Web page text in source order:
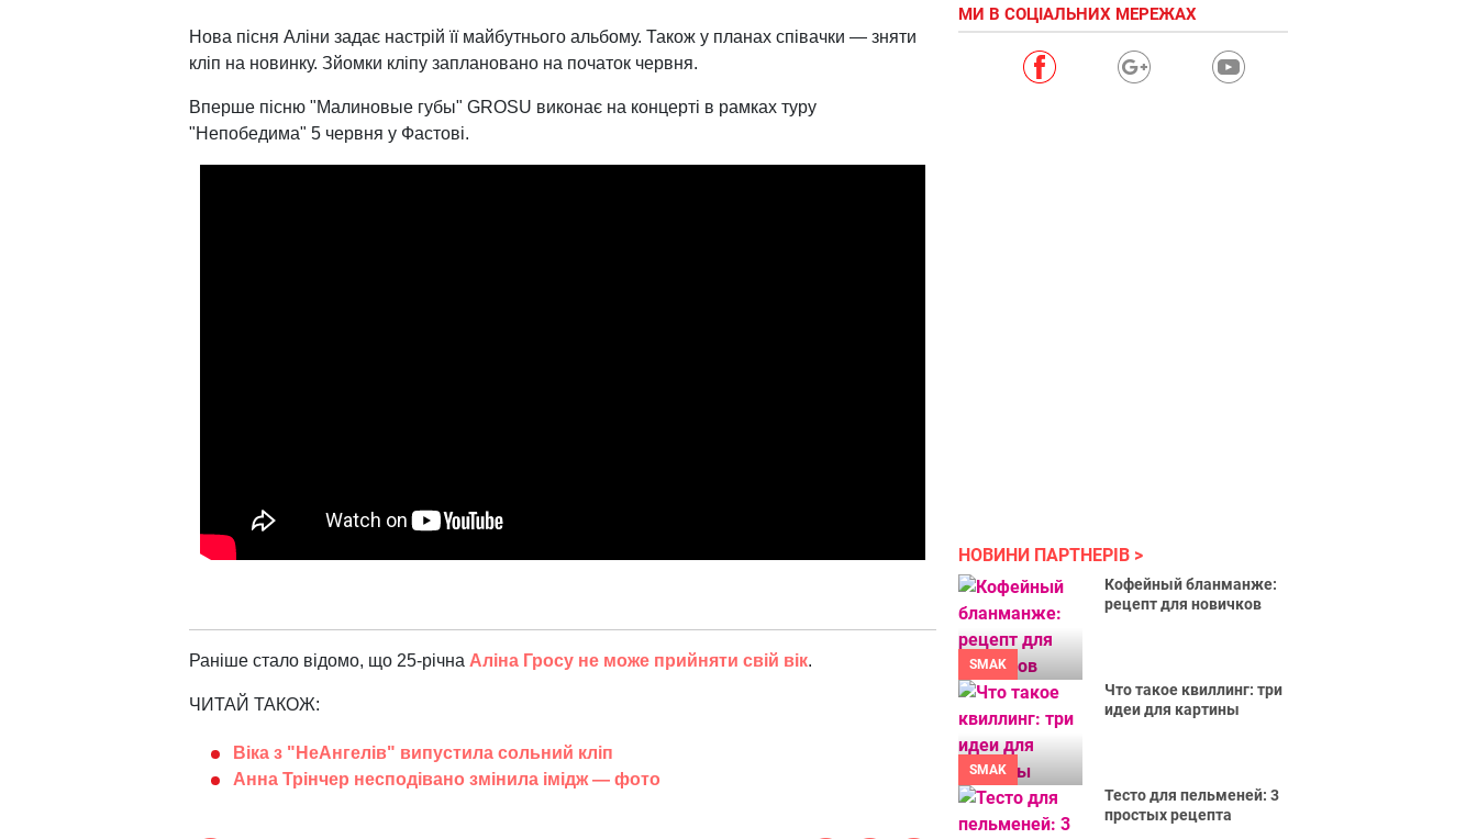
Нова пісня Аліни задає настрій її майбутнього альбому. Також у планах співачки — зняти
кліп на новинку. Зйомки кліпу заплановано на початок червня.
Вперше пісню "Малиновые губы" GROSU виконає на концерті в рамках туру
"Непобедима" 5 червня у Фастові.
Раніше стало відомо, що 25-річна Аліна Гросу не може прийняти свій вік.
ЧИТАЙ ТАКОЖ:
Віка з "НеАнгелів" випустила сольний кліп
Анна Трінчер несподівано змінила імідж — фото
МИ В СОЦІАЛЬНИХ МЕРЕЖАХ
НОВИНИ ПАРТНЕРІВ
SMAK
Кофейный бланманже:
рецепт для новичков
SMAK
Что такое квиллинг: три
идеи для картины
Тесто для пельменей: 3
простых рецепта